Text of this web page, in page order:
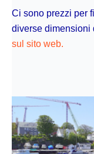
Ci sono prezzi per
diverse dimensioni
sul sito web.